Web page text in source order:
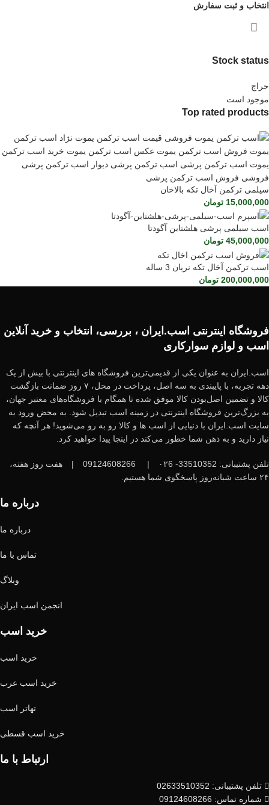
Stock status
حراج
موجود است
Top rated products
سیلمی ترکمن آخال تکه بالاخان
15,000,000 تومان
اسب سیلمی پرشی هلشتاین آگودتا
45,000,000 تومان
اسب ترکمن آخال تکه نریان 3 ساله
200,000,000 تومان
انتخاب و ثبت سفارش
فروشگاه اینترنتی اسب.ایران ، بررسی، انتخاب و خرید آنلاین
اسب و لوازم سوارکاری
اسب.ایران به عنوان یکی از قدیمی‌ترین فروشگاه های اینترنتی با بیش از یک
دهه تجربه، با پایبندی به سه اصل، پرداخت در محل، ۷ روز ضمانت بازگشت
کالا و تضمین اصل‌بودن کالا موفق شده تا همگام با فروشگاه‌های معتبر جهان،
به بزرگ‌ترین فروشگاه اینترنتی در زمینه اسب تبدیل شود. به محض ورود به
سایت اسب.ایران با دنیایی از اسب ها و کالا رو به رو می‌شوید! هر آنچه که
نیاز دارید و به ذهن شما خطور می‌کند در اینجا پیدا خواهید کرد.
تلفن پشتیبانی: 33510352- ۰۲6 |
|
هفت روز هفته،
۲۴ ساعت شبانه‌روز پاسخگوی شما هستیم.
درباره ما
درباره ما
تماس با ما
وبلاگ
انجمن اسب ایران
خرید اسب
خرید اسب
خرید اسب عرب
تهاتر اسب
خرید اسب قسطی
ارتباط با ما
تلفن پشتیبانی: 02633510352
شماره تماس: 09124608266